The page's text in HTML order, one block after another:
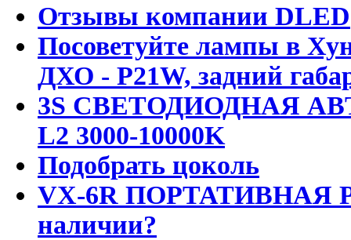
Отзывы компании DLED
Посоветуйте лампы в
ДХО - P21W, задний
3S СВЕТОДИОДНАЯ
L2 3000-10000K
Подобрать цоколь
VX-6R ПОРТАТИВНАЯ
наличии?